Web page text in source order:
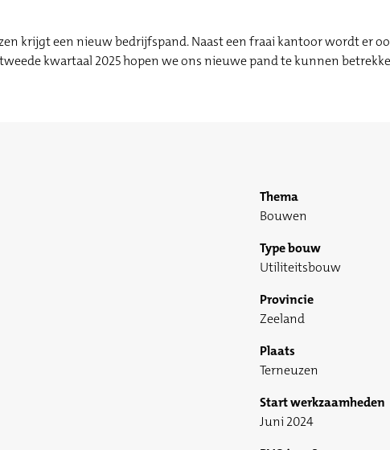
krijgt een nieuw bedrijfspand. Naast een fraai kantoor wordt er
kwartaal 2025 hopen we ons nieuwe pand te kunnen
Thema
Bouwen
Type bouw
Utiliteitsbouw
Provincie
Zeeland
Plaats
Terneuzen
Start werkzaamheden
Juni 2024